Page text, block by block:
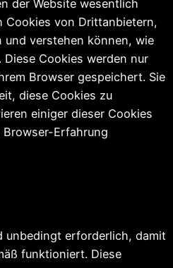
der Website wesentlich
Cookies von Drittanbietern,
und verstehen können, wie
Diese Cookies werden nur
Browser gespeichert. Sie
diese Cookies zu
einiger dieser Cookies
Erfahrung
unbedingt erforderlich, damit
funktioniert. Diese